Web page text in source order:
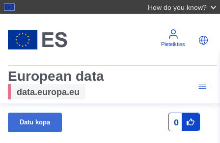
How do you know?
Pieteikties
European data
data.europa.eu
Datu kopa 0